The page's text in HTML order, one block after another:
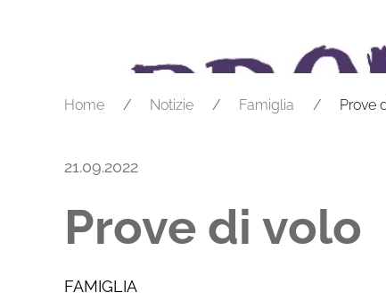
Home Notizie Famiglia Prove
21.09.2022
Prove di volo
FAMIGLIA